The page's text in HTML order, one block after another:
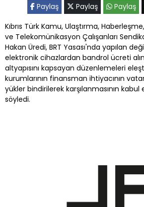
Paylaş Paylaş Paylaş
Kıbrıs Türk Kamu, Ulaştırma,
ve Telekomünikasyon Çalışanları
Hakan Üredi, BRT Yasası'nda yapılan
elektronik cihazlardan bandrol ücreti
altyapısını kapsayan düzenlemeleri
kurumlarının finansman ihtiyacının
yükler bindirilerek karşılanmasının
söyledi.